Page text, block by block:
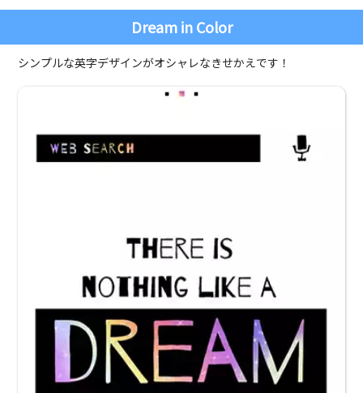
Dream in Color
シンプルな英字デザインがオシャレなきせかえです！